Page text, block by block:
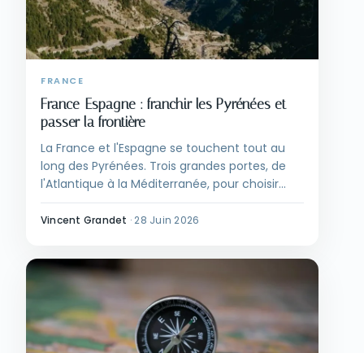
FRANCE
France-Espagne : franchir les Pyrénées et
passer la frontière
La France et l'Espagne se touchent tout au
long des Pyrénées. Trois grandes portes, de
l'Atlantique à la Méditerranée, pour choisir
comment passer.
Vincent Grandet · 28 Juin 2026